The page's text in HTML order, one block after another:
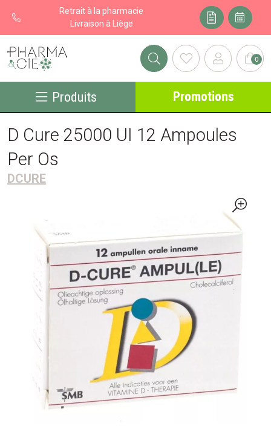
Retrait à la pharmacie
Livraison à Liège
Pharma&cie - Pharmacie des Franchises Votre export 0
Produits Promotions
D Cure 25000 UI 12 Ampoules
Per Os
DCURE